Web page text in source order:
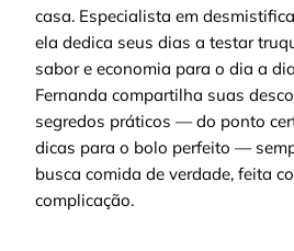
casa. Especialista em
ela dedica seus dias a testar
sabor e economia para o dia a
Fernanda compartilha suas
segredos práticos — do ponto
dicas para o bolo perfeito —
busca comida de verdade, feita
complicação.